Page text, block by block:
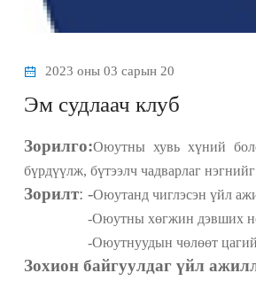
2023 оны 03 сарын 20
Эм судлаач клуб
Зорилго:Оюутны хувь хүний
бүрдүүлж, бүтээлч чадварлаг нэгнийг
Зорилт: -Оюутанд чиглэсэн үйл
-Оюутны хөгжин дэвших
-Оюутнуудын чөлөөт цагийг
Зохион байгуулдаг үйл